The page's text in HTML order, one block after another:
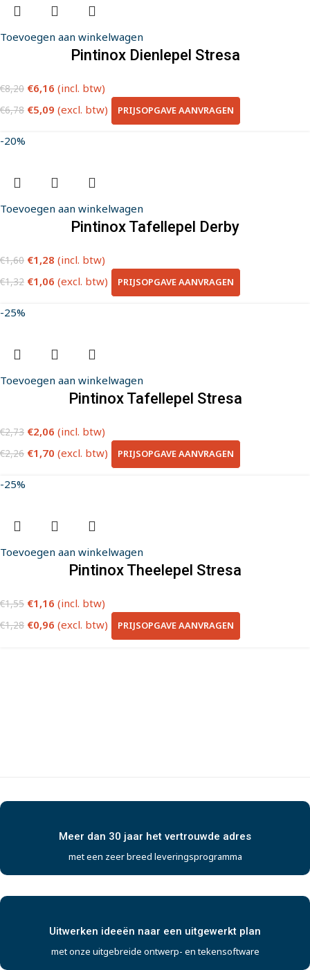
Toevoegen aan winkelwagen
Pintinox Dienlepel Stresa
€8,20 €6,16 (incl. btw)
€6,78 €5,09 (excl. btw) PRIJSOPGAVE AANVRAGEN
-20%
Toevoegen aan winkelwagen
Pintinox Tafellepel Derby
€1,60 €1,28 (incl. btw)
€1,32 €1,06 (excl. btw) PRIJSOPGAVE AANVRAGEN
-25%
Toevoegen aan winkelwagen
Pintinox Tafellepel Stresa
€2,73 €2,06 (incl. btw)
€2,26 €1,70 (excl. btw) PRIJSOPGAVE AANVRAGEN
-25%
Toevoegen aan winkelwagen
Pintinox Theelepel Stresa
€1,55 €1,16 (incl. btw)
€1,28 €0,96 (excl. btw) PRIJSOPGAVE AANVRAGEN
Meer dan 30 jaar het vertrouwde adres
met een zeer breed leveringsprogramma
Uitwerken ideeën naar een uitgewerkt plan
met onze uitgebreide ontwerp- en tekensoftware